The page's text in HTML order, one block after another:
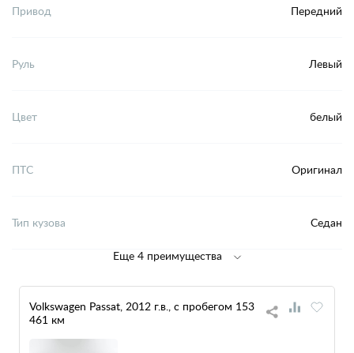
Привод Передний
Руль Левый
Цвет белый
ПТС Оригинал
Тип кузова Седан
Еще 4 преимущества
Volkswagen Passat, 2012 г.в., с пробегом 153
461 км